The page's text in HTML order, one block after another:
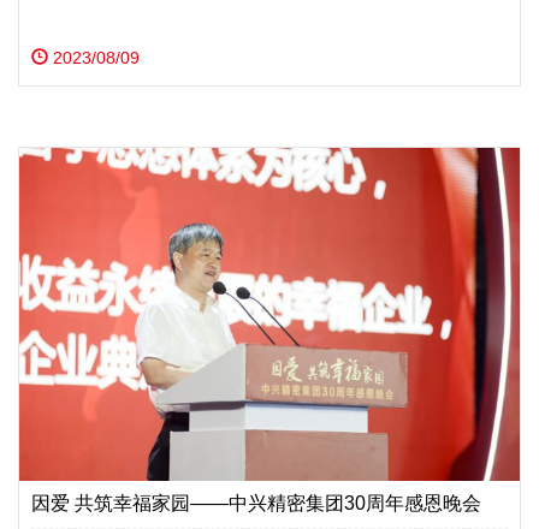
2023/08/09
因爱 共筑幸福家园——中兴精密集团30周年感恩晚会